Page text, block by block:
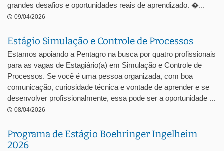
grandes desafios e oportunidades reais de aprendizado. �...
09/04/2026
Estágio Simulação e Controle de Processos
Estamos apoiando a Pentagro na busca por quatro profissionais
para as vagas de Estagiário(a) em Simulação e Controle de
Processos. Se você é uma pessoa organizada, com boa
comunicação, curiosidade técnica e vontade de aprender e se
desenvolver profissionalmente, essa pode ser a oportunidade ...
08/04/2026
Programa de Estágio Boehringer Ingelheim
2026